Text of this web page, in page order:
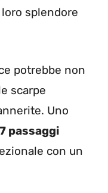
splendore
potrebbe non
scarpe
Uno
passaggi
con un